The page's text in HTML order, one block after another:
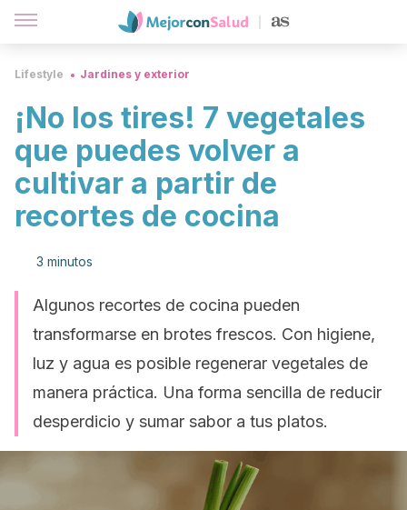
Lifestyle Jardines y exterior
¡No los tires! 7 vegetales
que puedes volver a
cultivar a partir de
recortes de cocina
3 minutos
Algunos recortes de cocina pueden
transformarse en brotes frescos. Con higiene,
luz y agua es posible regenerar vegetales de
manera práctica. Una forma sencilla de reducir
desperdicio y sumar sabor a tus platos.